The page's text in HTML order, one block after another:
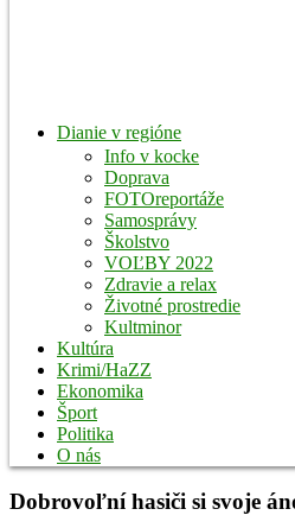
Dianie v regióne
Info v kocke
Doprava
FOTOreportáže
Samosprávy
Školstvo
VOĽBY 2022
Zdravie a relax
Životné prostredie
Kultminor
Kultúra
Krimi/HaZZ
Ekonomika
Šport
Politika
O nás
Dobrovoľní hasiči si svoje